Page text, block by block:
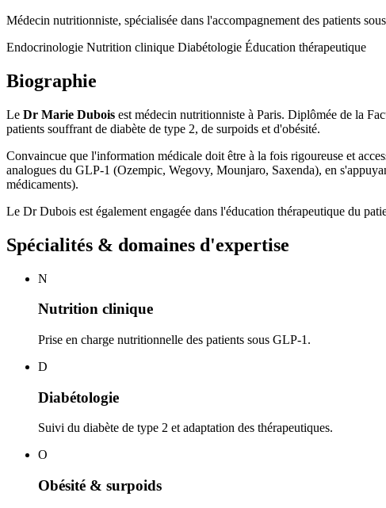
Médecin nutritionniste, spécialisée dans l'accompagnement des patients
Endocrinologie Nutrition clinique Diabétologie Éducation thérapeutique
Biographie
Le Dr Marie Dubois est médecin nutritionniste à Paris. Diplômée de la
patients souffrant de diabète de type 2, de surpoids et d'obésité.
Convaincue que l'information médicale doit être à la fois rigoureuse et
analogues du GLP-1 (Ozempic, Wegovy, Mounjaro, Saxenda), en
médicaments).
Le Dr Dubois est également engagée dans l'éducation thérapeutique du
Spécialités & domaines d'expertise
N
Nutrition clinique
Prise en charge nutritionnelle des patients sous GLP-1.
D
Diabétologie
Suivi du diabète de type 2 et adaptation des thérapeutiques.
O
Obésité & surpoids